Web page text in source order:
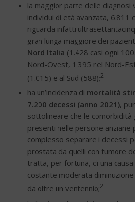
la maggior parte delle diagnosi
individui di età avanzata, 6.811
riguarda infatti
gran lunga maggiore dei
Nord Italia (1.428 casi ogni
Nord-Ovest, 1.395 nel Nord-
(1.015) e al Sud (588);2
ha un’incidenza di mortalità
7.200 decessi (anno 2021),
sottolineare che le comorbidità
presenti nelle persone anziane
complesso separare i decessi
prostata da quelli con tumore
tratta, per fortuna, di una
costante moderata
da oltre un ventennio;2